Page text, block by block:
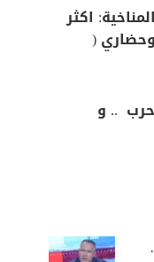
اكثر
(
.. و